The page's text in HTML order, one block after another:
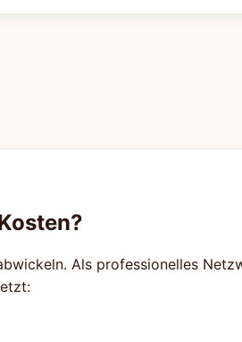
Als professionelles